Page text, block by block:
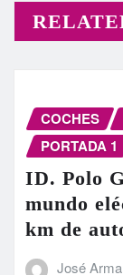
COCHES
PORTADA 1
ID. Polo
mundo
km de
José